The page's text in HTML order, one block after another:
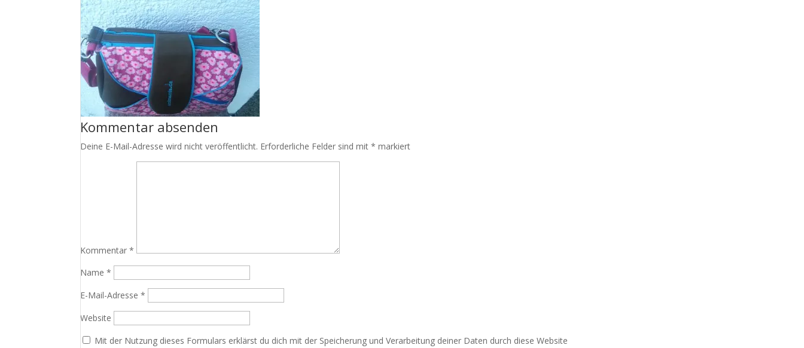
Kommentar absenden
Deine E-Mail-Adresse wird nicht veröffentlicht. Erforderliche Felder sind mit* markiert
Kommentar*
Name*
E-Mail-Adresse*
Website
Mit der Nutzung dieses Formulars erklärst du dich mit der Speicherung und Verarbeitung deiner Daten durch diese Website